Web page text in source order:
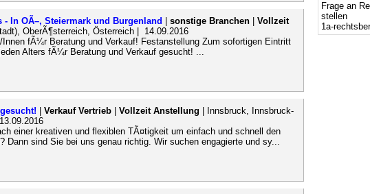
- In OÃ–, Steiermark und Burgenland sonstige Branchen
Vollzeit
OberÃ¶sterreich, Österreich | 14.09.2016
fÃ¼r Beratung und Verkauf! Festanstellung Zum sofortigen Eintritt
Alters fÃ¼r Beratung und Verkauf gesucht! ...
Verkauf Vertrieb Vollzeit Anstellung | Innsbruck, Innsbruck-
einer kreativen und flexiblen TÃ¤tigkeit um einfach und schnell den
Dann sind Sie bei uns genau richtig. Wir suchen engagierte und sy...
Frage an
stellen
1a-